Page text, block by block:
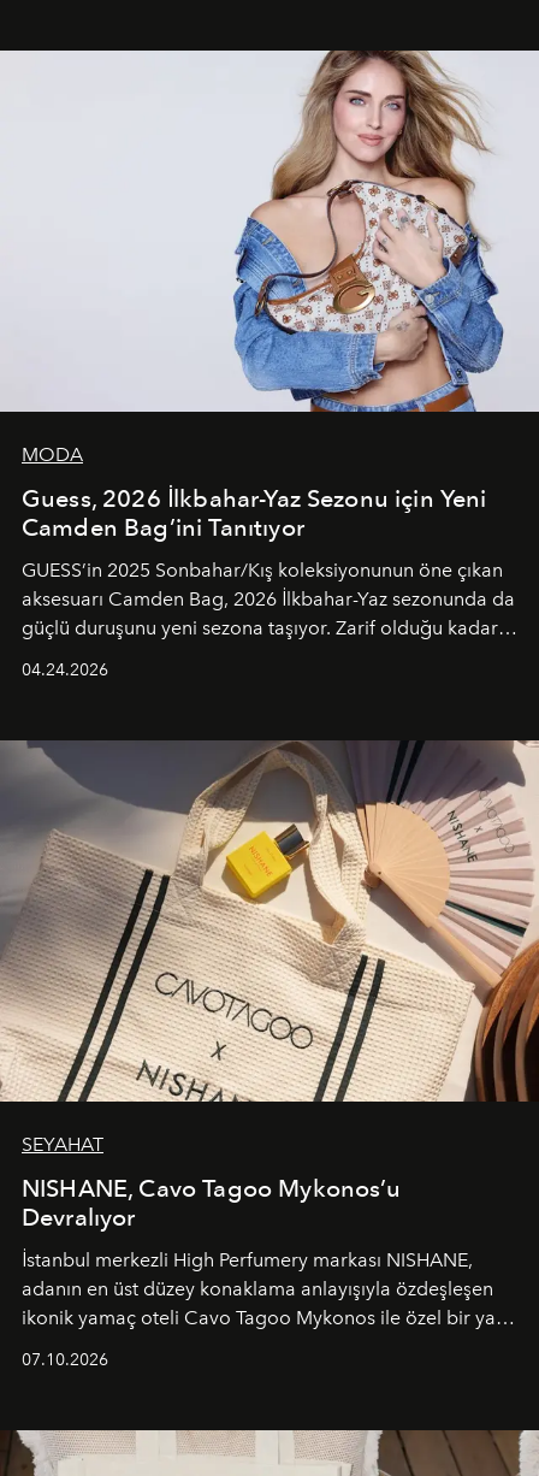
unsurlarından biri olarak öne çıkıyor.
MODA
Guess, 2026 İlkbahar-Yaz Sezonu için Yeni
Camden Bag’ini Tanıtıyor
GUESS’in 2025 Sonbahar/Kış koleksiyonunun öne çıkan
aksesuarı Camden Bag, 2026 İlkbahar-Yaz sezonunda da
güçlü duruşunu yeni sezona taşıyor. Zarif olduğu kadar
04.24.2026
SEYAHAT
NISHANE, Cavo Tagoo Mykonos’u
Devralıyor
İstanbul merkezli High Perfumery markası NISHANE,
adanın en üst düzey konaklama anlayışıyla özdeşleşen
ikonik yamaç oteli Cavo Tagoo Mykonos ile özel bir yaz
buluşturarak markanın Cavo Tagoo’daki varlığını
sürükleyici ve mevsime özel bir deneyime dönüştürüyor.
07.10.2026